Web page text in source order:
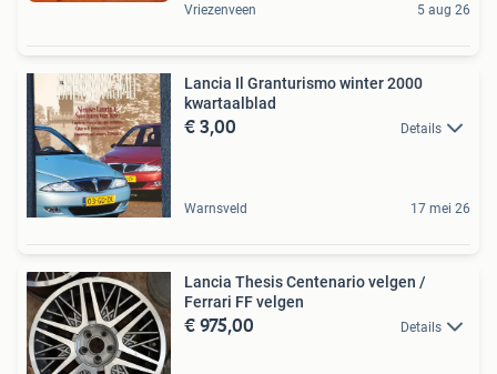
Vriezenveen 5 aug 26
Lancia Il Granturismo winter 2000
kwartaalblad
€ 3,00 Details
Warnsveld 17 mei 26
Lancia Thesis Centenario velgen /
Ferrari FF velgen
€ 975,00 Details